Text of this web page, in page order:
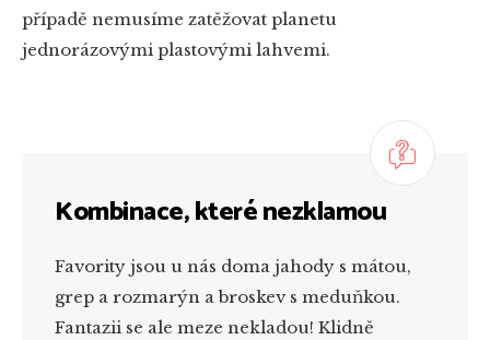
případě nemusíme zatěžovat planetu
jednorázovými plastovými lahvemi.
Kombinace, které nezklamou
Favority jsou u nás doma jahody s mátou,
grep a rozmarýn a broskev s meduňkou.
Fantazii se ale meze nekladou! Klidně